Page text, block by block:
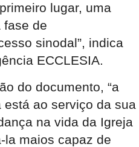
lugar, uma
fase de
sinodal”, indica
ECCLESIA.
do documento, “a
ao serviço da sua
na vida da Igreja
la maios capaz de